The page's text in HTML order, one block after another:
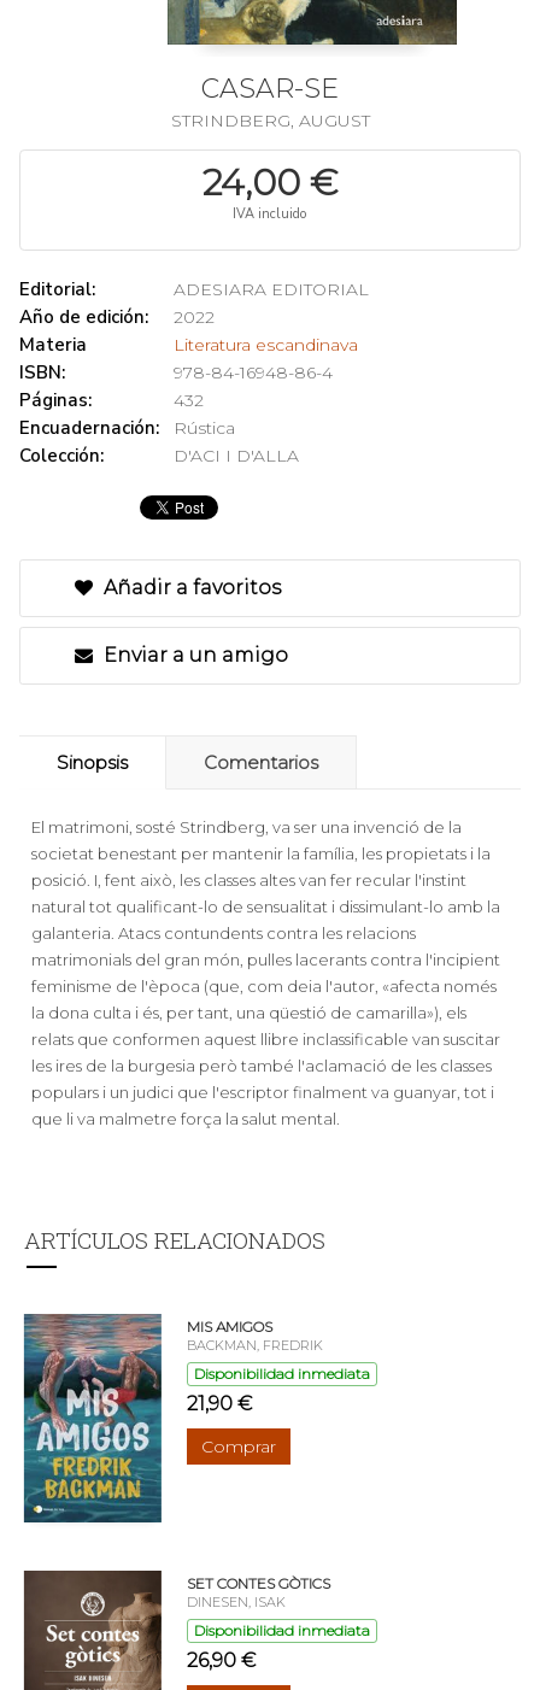
CASAR-SE
STRINDBERG, AUGUST
24,00 €
IVA incluido
Editorial: ADESIARA EDITORIAL
Año de edición: 2022
Materia Literatura escandinava
ISBN: 978-84-16948-86-4
Páginas: 432
Encuadernación: Rústica
Colección: D'ACI I D'ALLA
Añadir a favoritos
Enviar a un amigo
Sinopsis Comentarios
El matrimoni, sosté Strindberg, va ser una invenció de la
societat benestant per mantenir la família, les propietats i la
posició. I, fent això, les classes altes van fer recular l'instint
natural tot qualificant-lo de sensualitat i dissimulant-lo amb la
galanteria. Atacs contundents contra les relacions
matrimonials del gran món, pulles lacerants contra l'incipient
feminisme de l'època (que, com deia l'autor, «afecta només
la dona culta i és, per tant, una qüestió de camarilla»), els
relats que conformen aquest llibre inclassificable van suscitar
les ires de la burgesia però també l'aclamació de les classes
populars i un judici que l'escriptor finalment va guanyar, tot i
que li va malmetre força la salut mental.
ARTÍCULOS RELACIONADOS
MIS AMIGOS
BACKMAN, FREDRIK
Disponibilidad inmediata
21,90 €
Comprar
SET CONTES GÒTICS
DINESEN, ISAK
Disponibilidad inmediata
26,90 €